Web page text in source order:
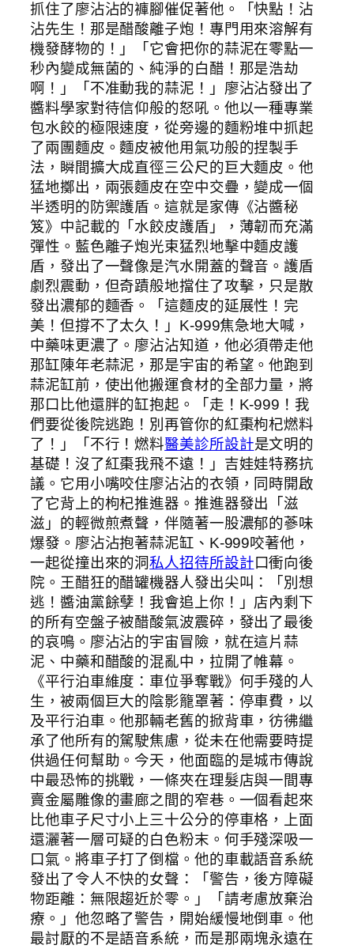
抓住了廖沾沾的褲腳催促著他。「快點！沾
沾先生！那是醋酸離子炮！專門用來溶解有
機發酵物的！」「它會把你的蒜泥在零點一
秒內變成無菌的、純淨的白醋！那是浩劫
啊！」「不准動我的蒜泥！」廖沾沾發出了
醬料學家對待信仰般的怒吼。他以一種專業
包水餃的極限速度，從旁邊的麵粉堆中抓起
了兩團麵皮。麵皮被他用氣功般的捏製手
法，瞬間擴大成直徑三公尺的巨大麵皮。他
猛地擲出，兩張麵皮在空中交疊，變成一個
半透明的防禦護盾。這就是家傳《沾醬秘
笈》中記載的「水餃皮護盾」，薄韌而充滿
彈性。藍色離子炮光束猛烈地擊中麵皮護
盾，發出了一聲像是汽水開蓋的聲音。護盾
劇烈震動，但奇蹟般地擋住了攻擊，只是散
發出濃郁的麵香。「這麵皮的延展性！完
美！但撐不了太久！」K-999焦急地大喊，
中藥味更濃了。廖沾沾知道，他必須帶走他
那缸陳年老蒜泥，那是宇宙的希望。他跑到
蒜泥缸前，使出他搬運食材的全部力量，將
那口比他還胖的缸抱起。「走！K-999！我
們要從後院逃跑！別再管你的紅棗枸杞燃料
了！」「不行！燃料醫美診所設計是文明的
基礎！沒了紅棗我飛不遠！」吉娃娃特務抗
議。它用小嘴咬住廖沾沾的衣領，同時開啟
了它背上的枸杞推進器。推進器發出「滋
滋」的輕微煎煮聲，伴隨著一股濃郁的蔘味
爆發。廖沾沾抱著蒜泥缸、K-999咬著他，
一起從撞出來的洞私人招待所設計口衝向後
院。王醋狂的醋罐機器人發出尖叫：「別想
逃！醬油黨餘孽！我會追上你！」店內剩下
的所有空盤子被醋酸氣波震碎，發出了最後
的哀鳴。廖沾沾的宇宙冒險，就在這片蒜
泥、中藥和醋酸的混亂中，拉開了帷幕。
《平行泊車維度：車位爭奪戰》何手殘的人
生，被兩個巨大的陰影籠罩著：停車費，以
及平行泊車。他那輛老舊的掀背車，彷彿繼
承了他所有的駕駛焦慮，從未在他需要時提
供過任何幫助。今天，他面臨的是城市傳說
中最恐怖的挑戰，一條夾在理髮店與一間專
賣金屬雕像的畫廊之間的窄巷。一個看起來
比他車子尺寸小上三十公分的停車格，上面
還灑著一層可疑的白色粉末。何手殘深吸一
口氣。將車子打了倒檔。他的車載語音系統
發出了令人不快的女聲：「警告，後方障礙
物距離：無限趨近於零。」「請考慮放棄治
療。」他忽略了警告，開始緩慢地倒車。他
最討厭的不是語音系統，而是那兩塊永遠在